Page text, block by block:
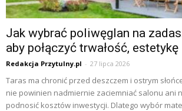
Jak wybrać poliwęglan na
aby połączyć trwałość, estetykę
Redakcja Przytulny.pl - 27 lipca 2026
Taras ma chronić przed deszczem i ostrym
nie powinien nadmiernie zaciemniać salonu ani
podnosić kosztów inwestycji. Dlatego wybór